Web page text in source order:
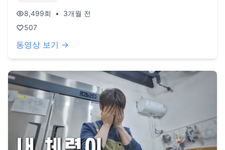
는 방향이 다르다는 것을 확인했는데, 억지로 맞추기 보다는
의견을 존중하기로 했습니다. 누구의 잘못도 아니지만, 좋은
친구와 맞는 사업파트너는 또 다른 문제라는 것을 깨달은 것
bgm/ 1.Naptime in Spring Provided to YouTube by
Sandbox Network Inc. Music Naptime In Spring · BGM
President BGM President Anthology Vol.7 @BGM President
Released on: 2024-07-12 2. wallpaper paste by shane
ivers @SilvermanSound https://youtu.be/AE_kfwIoMy8?
si=RIlkeDZcGQhYXioV 3. Cheese by Lukrembo
@LuKremBo https://youtu.be/x3w9yoN7wk4?
si=KuzZNvUzaqq2JjFg
8,499회 •
3개월 전
507
동영상 보기 →